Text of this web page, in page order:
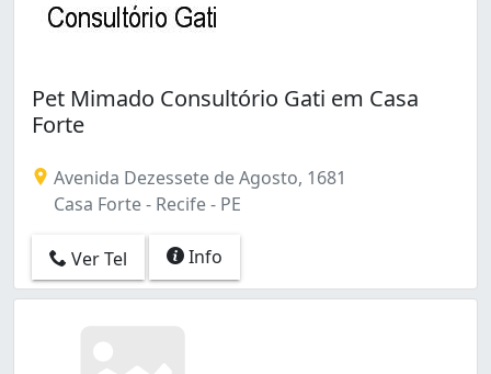
Pet Mimado Consultório Gati em Casa
Forte
Avenida Dezessete de Agosto, 1681
Casa Forte - Recife - PE
Ver Tel Info